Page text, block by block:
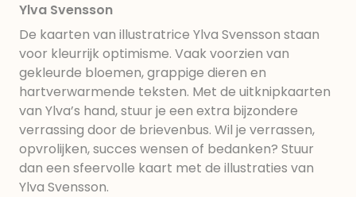
Ylva Svensson
De kaarten van illustratrice Ylva Svensson staan
voor kleurrijk optimisme. Vaak voorzien van
gekleurde bloemen, grappige dieren en
hartverwarmende teksten. Met de uitknipkaarten
van Ylva’s hand, stuur je een extra bijzondere
verrassing door de brievenbus. Wil je verrassen,
opvrolijken, succes wensen of bedanken? Stuur
dan een sfeervolle kaart met de illustraties van
Ylva Svensson.